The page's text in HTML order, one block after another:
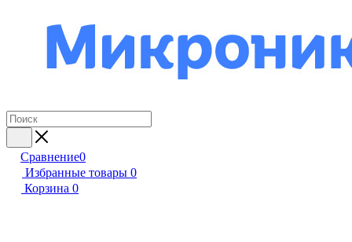
Сравнение0
Избранные товары 0
Корзина 0